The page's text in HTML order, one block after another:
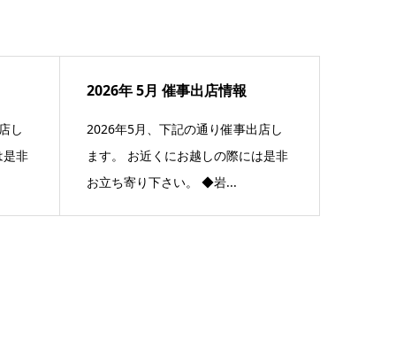
し
是非
2026年 5月 催事出店情報
2026年5月、下記の通り催事出店し
ます。 お近くにお越しの際には是非
お立ち寄り下さい。 ◆岩...